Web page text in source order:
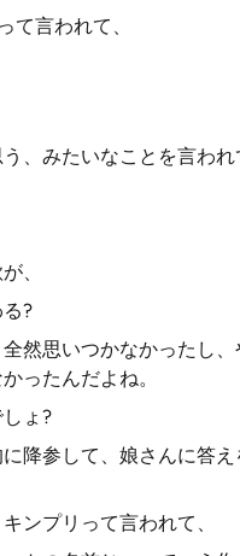
て言われて、
、みたいなことを言われ
、
?
然思いつかなかったし
ったんだよね。
ょ?
降参して、娘さんに答
ンプリって言われて、